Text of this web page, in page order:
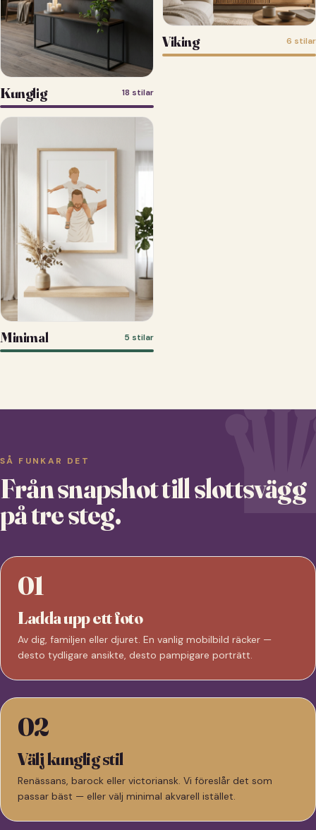
Kunglig 18 stilar
Viking 6 stilar
Minimal 5 stilar
SÅ FUNKAR DET
Från snapshot till slottsvägg
på tre steg.
01
Ladda upp ett foto
Av dig, familjen eller djuret. En vanlig mobilbild räcker —
desto tydligare ansikte, desto pampigare porträtt.
02
Välj kunglig stil
Renässans, barock eller victoriansk. Vi föreslår det som
passar bäst — eller välj minimal akvarell istället.